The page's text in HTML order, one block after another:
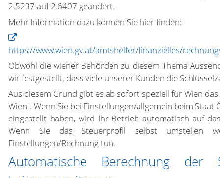
2,5237 auf 2,6407 geändert.
Mehr Information dazu können Sie hier finden:
https://www.wien.gv.at/amtshelfer/finanzielles/
Obwohl die wiener Behörden zu diesem Thema
wir festgestellt, dass viele unserer Kunden die
Aus diesem Grund gibt es ab sofort speziell für Wien
Wien". Wenn Sie bei Einstellungen/allgemein beim
eingestellt haben, wird Ihr Betrieb automatisch auf
Wenn Sie das Steuerprofil selbst umstellen
Einstellungen/Rechnung tun.
Automatische Berechnung der